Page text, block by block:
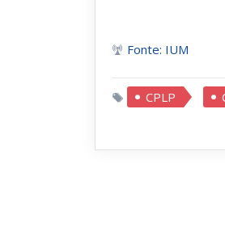
Fonte: IUM
CPLP